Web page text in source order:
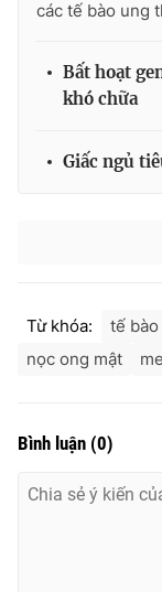
Ðiện thoại Thời
Liên hệ quảng cáo:
các tế bào ung
Bất hoạt
khó chữa
Giấc ngủ
Từ khóa: tế
nọc ong mật
Bình luận (0)